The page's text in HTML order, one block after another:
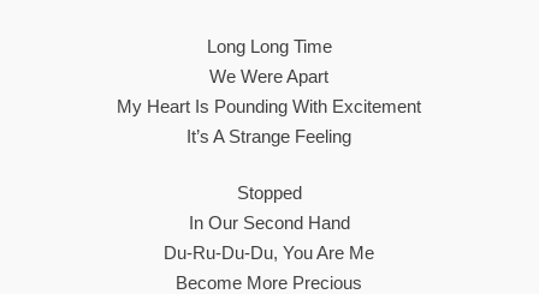
Long Long Time
We Were Apart
My Heart Is Pounding With Excitement
It’s A Strange Feeling
Stopped
In Our Second Hand
Du-Ru-Du-Du, You Are Me
Become More Precious